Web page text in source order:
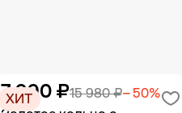
15 980 ₽− 50%
7 990 ₽
ХИТ